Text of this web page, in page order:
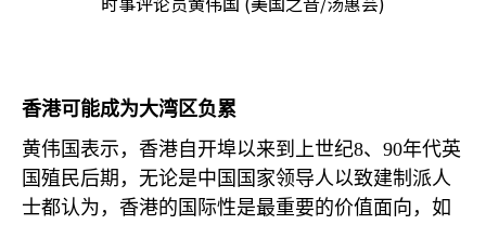
香港可能成为大湾区负累
黄伟国表示，香港自开埠以来到上世纪8、 90年代英
国殖民后期，无论是中国国家领导人以致建制派人
士都认为，香港的国际性是最重要的价值面向，如